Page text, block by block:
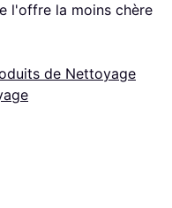
l'offre la moins chère
de Nettoyage